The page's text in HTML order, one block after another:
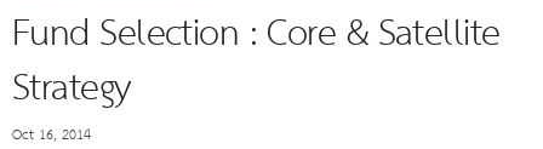
Fund Selection : Core & Satellite
Strategy
Oct 16, 2014